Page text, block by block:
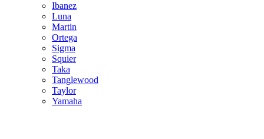
Ibanez
Luna
Martin
Ortega
Sigma
Squier
Taka
Tanglewood
Taylor
Yamaha